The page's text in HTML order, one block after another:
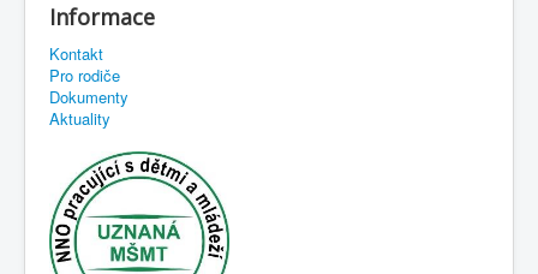
Informace
Kontakt
Pro rodiče
Dokumenty
Aktuality